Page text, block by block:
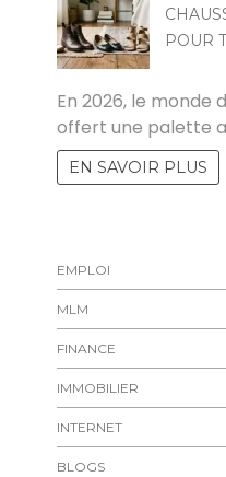
POUR
En 2026, le monde
offert une palette
EN SAVOIR PLUS
EMPLOI
MLM
FINANCE
IMMOBILIER
INTERNET
BLOGS